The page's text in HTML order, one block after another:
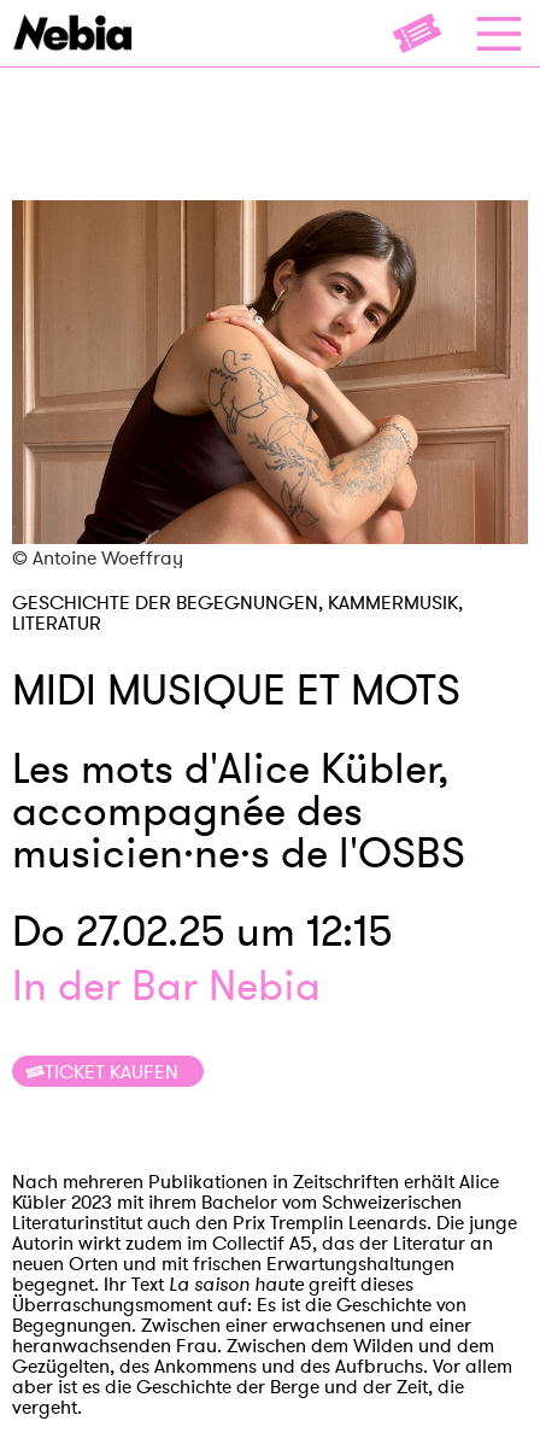
Midi Musik
© Antoine Woeffray
GESCHICHTE DER BEGEGNUNGEN, KAMMERMUSIK,
LITERATUR
MIDI MUSIQUE ET MOTS
Les mots d'Alice Kübler,
accompagnée des
musicien·ne·s de l'OSBS
Do 27.02.25 um 12:15
In der Bar Nebia
TICKET KAUFEN
Nach mehreren Publikationen in Zeitschriften erhält Alice
Kübler 2023 mit ihrem Bachelor vom Schweizerischen
Literaturinstitut auch den Prix Tremplin Leenards. Die junge
Autorin wirkt zudem im Collectif A5, das der Literatur an
neuen Orten und mit frischen Erwartungshaltungen
begegnet. Ihr Text La saison haute greift dieses
Überraschungsmoment auf: Es ist die Geschichte von
Begegnungen. Zwischen einer erwachsenen und einer
heranwachsenden Frau. Zwischen dem Wilden und dem
Gezügelten, des Ankommens und des Aufbruchs. Vor allem
aber ist es die Geschichte der Berge und der Zeit, die
vergeht.